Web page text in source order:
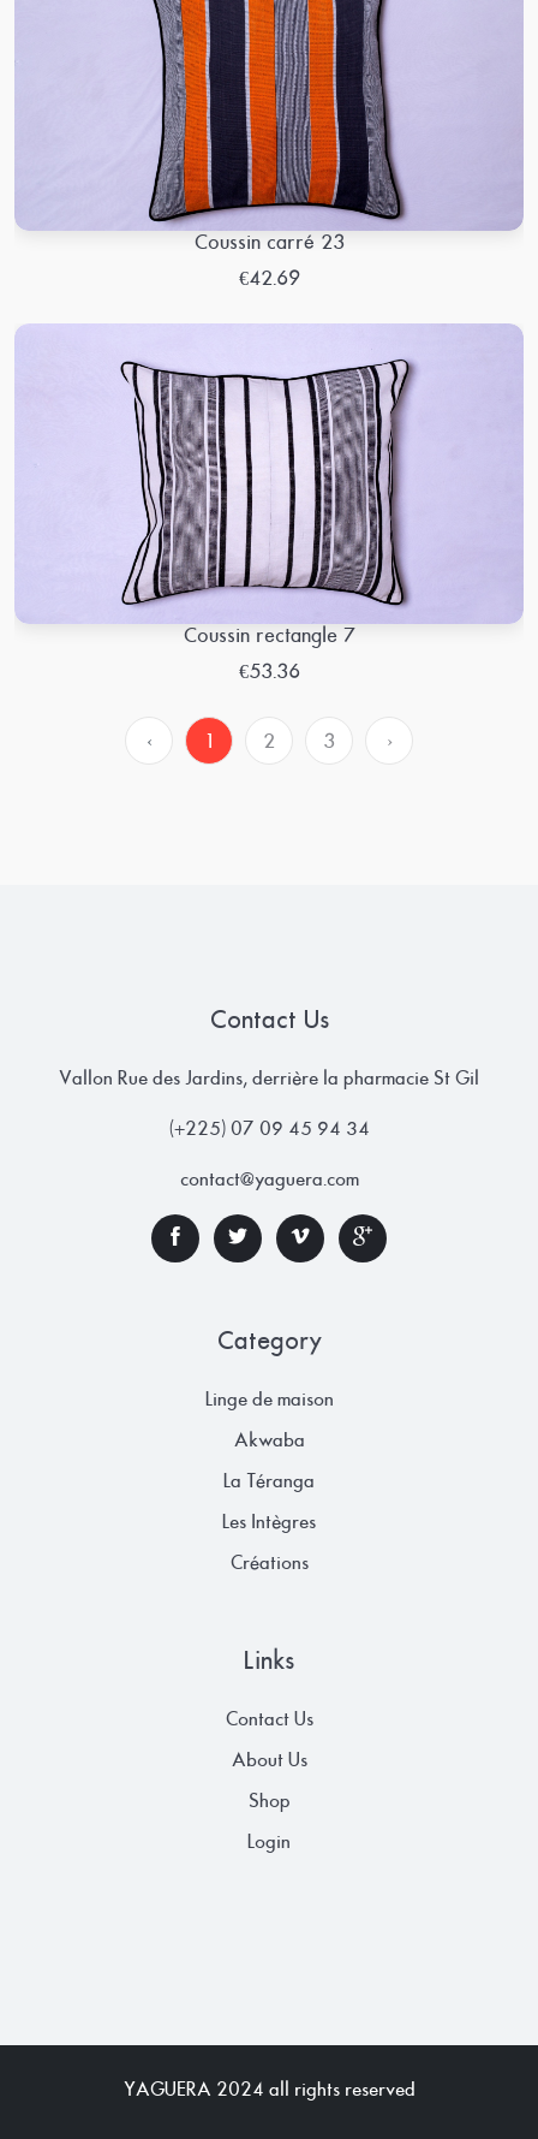
Coussin carré 23
€42.69
Coussin rectangle 7
€53.36
‹ 1 2 3 ›
Contact Us
Vallon Rue des Jardins, derrière la pharmacie St Gil
(+225) 07 09 45 94 34
contact@yaguera.com
Category
Linge de maison
Akwaba
La Téranga
Les Intègres
Créations
Links
Contact Us
About Us
Shop
Login
YAGUERA 2024 all rights reserved